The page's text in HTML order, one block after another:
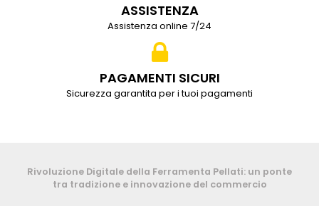
ASSISTENZA
Assistenza online 7/24
PAGAMENTI SICURI
Sicurezza garantita per i tuoi pagamenti
Rivoluzione Digitale della Ferramenta Pellati: un ponte
tra tradizione e innovazione del commercio